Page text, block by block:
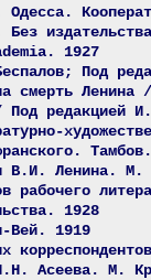
Без
1927
Под
смерть
Под редакцией
В.И. Ленина.
рабочего
1928
Вей. 1919
Асеева. М.